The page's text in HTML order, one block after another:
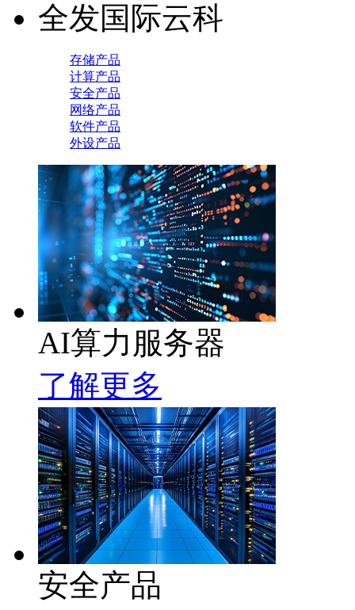
全发国际云科
存储产品
计算产品
安全产品
网络产品
软件产品
外设产品
AI算力服务器
了解更多
安全产品